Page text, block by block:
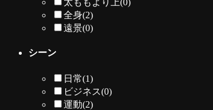
太ももより上(0)
全身(2)
遠景(0)
シーン
日常(1)
ビジネス(0)
運動(2)